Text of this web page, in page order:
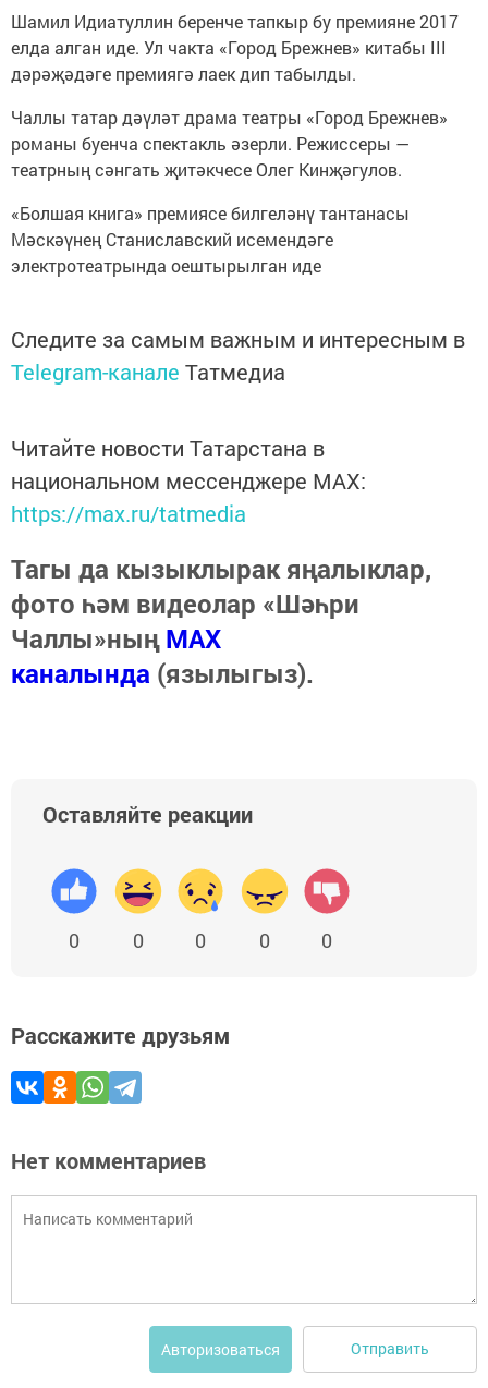
Шамил Идиатуллин беренче тапкыр бу премияне 2017
елда алган иде. Ул чакта «Город Брежнев» китабы III
дәрәҗәдәге премиягә лаек дип табылды.
Чаллы татар дәүләт драма театры «Город Брежнев»
романы буенча спектакль әзерли. Режиссеры —
театрның сәнгать җитәкчесе Олег Кинҗәгулов.
«Болшая книга» премиясе билгеләнү тантанасы
Мәскәүнең Станиславский исемендәге
электротеатрында оештырылган иде
Следите за самым важным и интересным в
Telegram-канале Татмедиа
Читайте новости Татарстана в
национальном мессенджере MАХ:
https://max.ru/tatmedia
Тагы да кызыклырак яңалыклар,
фото һәм видеолар «Шәһри
Чаллы»ныңMAX
каналында (язылыгыз).
Оставляйте реакции
0 0 0 0 0
Расскажите друзьям
Нет комментариев
Авторизоваться Отправить